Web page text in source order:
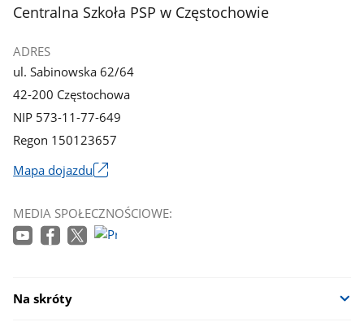
galerii.
galerii.
stopka
Centralna Szkoła PSP w Częstochowie
ADRES
ul. Sabinowska 62/64
42-200 Częstochowa
NIP 573-11-77-649
Regon 150123657
Mapa dojazdu
się
w
MEDIA SPOŁECZNOŚCIOWE:
Na skróty